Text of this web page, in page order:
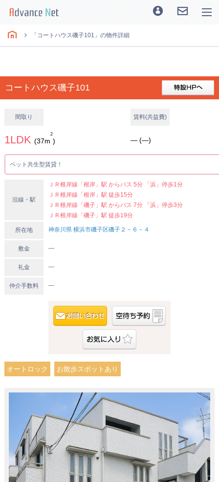
「コートハウス磯子101」の物件詳細
コートハウス磯子101
間取り 賃料(共益費)
1LDK (37m
2
) ― (―)
ペット共生型賃貸！
沿線・駅
ＪＲ根岸線「根岸」駅 からバス 5分 「浜」停歩1分
ＪＲ根岸線「根岸」駅 徒歩15分
ＪＲ根岸線「磯子」駅 からバス 7分 「浜」停歩3分
ＪＲ根岸線「磯子」駅 徒歩19分
所在地 神奈川県 横浜市磯子区磯子２－６－４
敷金 ―
礼金 ―
仲介手数料 ―
オートロック お散歩スポットあり